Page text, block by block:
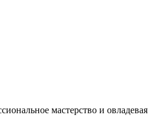
мастерство и овладевая